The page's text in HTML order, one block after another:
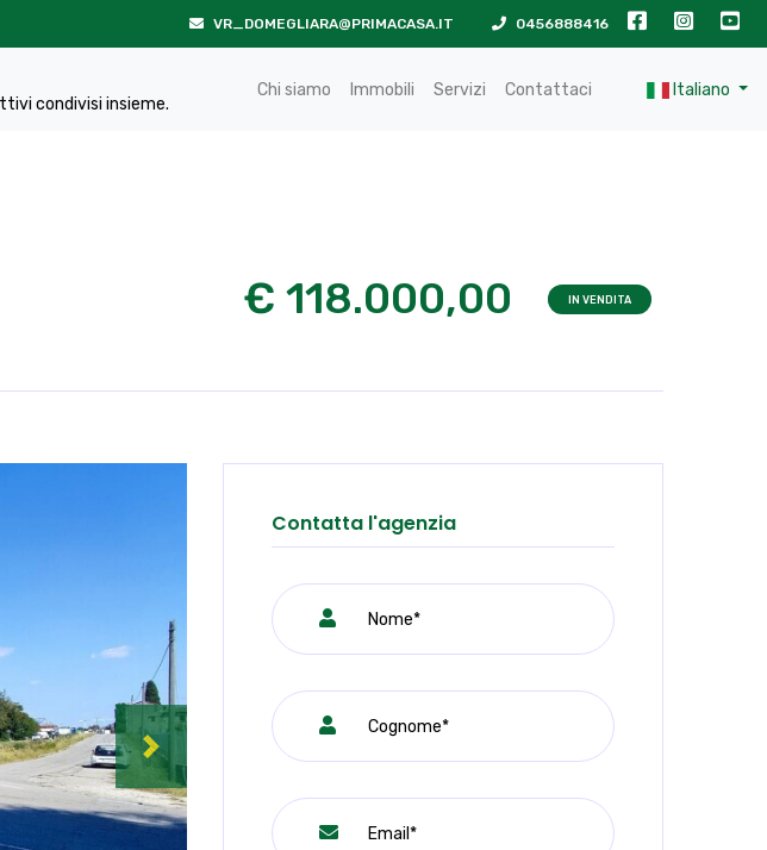
VR_DOMEGLIARA@PRIMACASA.IT 0456888416
condivisi insieme.
Chi siamo Immobili Servizi Contattaci Italiano
€ 118.000,00 IN VENDITA
Next
Contatta l'agenzia